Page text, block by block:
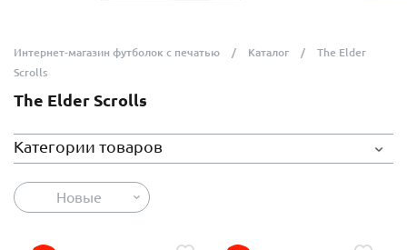
Интернет-магазин футболок с печатью Каталог
The Elder
Scrolls
The Elder Scrolls
Категории товаров
Новые